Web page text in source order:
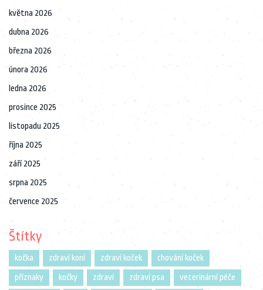
května 2026
dubna 2026
března 2026
února 2026
ledna 2026
prosince 2025
listopadu 2025
října 2025
září 2025
srpna 2025
července 2025
Štítky
kočka zdraví koní zdraví koček
chování koček
příznaky
kočky zdraví zdraví psa veterinární péče